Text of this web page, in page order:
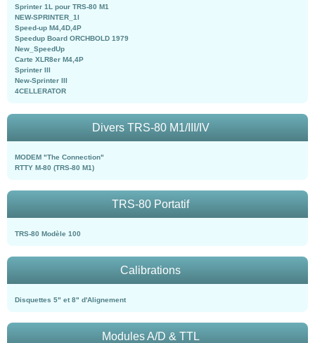
Sprinter 1L pour TRS-80 M1
NEW-SPRINTER_1l
Speed-up M4,4D,4P
Speedup Board ORCHBOLD 1979
New_SpeedUp
Carte XLR8er M4,4P
Sprinter III
New-Sprinter III
4CELLERATOR
Divers TRS-80 M1/III/IV
MODEM "The Connection"
RTTY M-80 (TRS-80 M1)
TRS-80 Portatif
TRS-80 Modèle 100
Calibrations
Disquettes 5" et 8" d'Alignement
Modules A/D & TTL